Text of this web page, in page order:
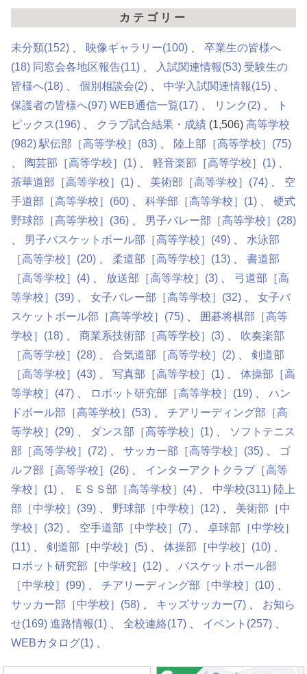
カテゴリー
未分類(152) 映像ギャラリー(100)
卒業生の皆様へ
(18) 同窓会各地区報告(11) 入試関連情報(53) 受験生の
皆様へ(18) 個別相談会(2) 中学入試関連情報(15)
保護者の皆様へ(97) WEB通信一覧(17) リンク (2)
ト
ピックス (196) クラブ試合結果・成績 (1,506) 高等学校
(982) 駅伝部［高等学校］ (83) 陸上部［高等学校］ (75)
陶芸部［高等学校］ (1) 軽音楽部［高等学校］ (1)
茶華道部［高等学校］ (1) 美術部［高等学校］ (74)
空
手道部［高等学校］ (60) 科学部［高等学校］ (1)
硬式
野球部［高等学校］ (36) 男子バレー部［高等学校］ (28)
男子バスケットボール部［高等学校］ (49)
水泳部
［高等学校］ (20) 柔道部［高等学校］ (13)
書道部
［高等学校］ (4) 放送部［高等学校］ (3)
弓道部［高
等学校］ (39) 女子バレー部［高等学校］ (32)
女子バ
スケットボール部［高等学校］ (75)
囲碁将棋部［高等
学校］ (18) 商業系技術部［高等学校］ (3)
吹奏楽部
［高等学校］ (28) 合気道部［高等学校］ (2)
剣道部
［高等学校］ (43) 写真部［高等学校］ (1)
体操部［高
等学校］ (47) ロボット研究部［高等学校］ (19)
ハン
ドボール部［高等学校］ (53)
チアリーディング部［高
等学校］ (29) ダンス部［高等学校］ (1)
ソフトテニス
部［高等学校］ (72) サッカー部［高等学校］ (35)
ゴ
ルフ部［高等学校］ (26)
インターアクトクラブ［高等
学校］ (1) ＥＳＳ部［高等学校］ (4) 中学校(311) 陸上
部［中学校］ (39) 野球部［中学校］ (12)
美術部［中
学校］ (32) 空手道部［中学校］ (7)
卓球部［中学校］
(11)
剣道部［中学校］ (5) 体操部［中学校］ (10)
ロボット研究部［中学校］ (12)
バスケットボール部
［中学校］ (99) チアリーディング部［中学校］ (10)
サッカー部［中学校］ (58) キッズサッカー(7)
お知ら
せ(169) 進路情報(1) 全校連絡(17) イベント (257)
WEBカタログ(1)